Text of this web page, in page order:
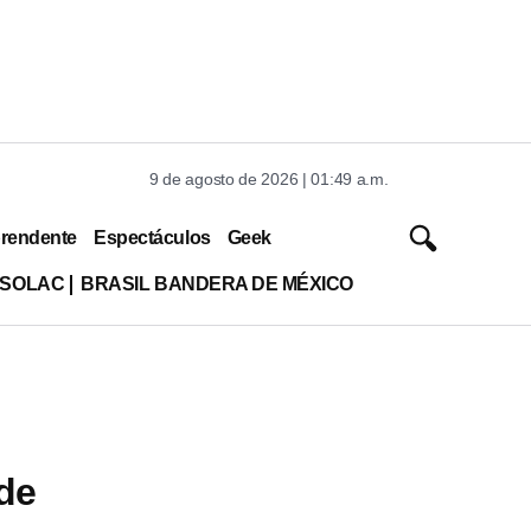
9 de agosto de 2026 | 01:49 a.m.
Espectáculos Geek
BRASIL BANDERA DE MÉXICO